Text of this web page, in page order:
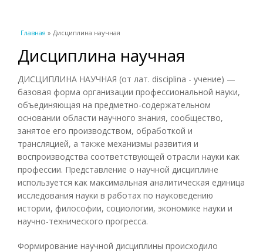
Вы здесь
Главная » Дисциплина научная
Дисциплина научная
ДИСЦИПЛИНА НАУЧНАЯ (от лат. disciplina - учение) —
базовая форма организации профессиональной науки,
объединяющая на предметно-содержательном
основании области научного знания, сообщество,
занятое его производством, обработкой и
трансляцией, а также механизмы развития и
воспроизводства соответствующей отрасли науки как
профессии. Представление о научной дисциплине
используется как максимальная аналитическая единица
исследования науки в работах по науковедению
истории, философии, социологии, экономике науки и
научно-технического прогресса.
Формирование научной дисциплины происходило